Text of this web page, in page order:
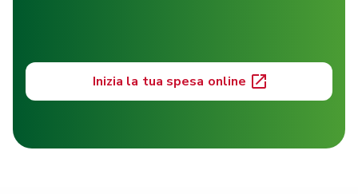
Inizia la tua spesa online